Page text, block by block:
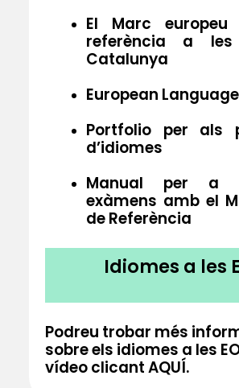
El Marc
referència a
Catalunya
European
Portfolio per als
d’idiomes
Manual per a
exàmens amb el
de Referència
Idiomes a les
Podreu trobar més
sobre els idiomes a les
vídeo clicantAQUÍ.